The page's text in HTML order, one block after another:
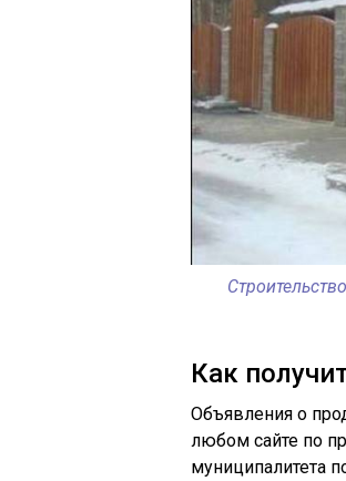
Как
Объявления о
любом сайте по
муниципалитета